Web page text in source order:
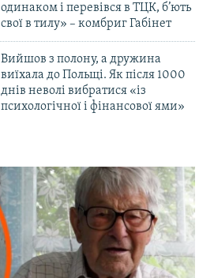
одинаком і перевівся в ТЦК, б’ють
свої в тилу» – комбриг Габінет
Вийшов з полону, а дружина
виїхала до Польщі. Як після 1000
днів неволі вибратися «із
психологічної і фінансової ями»